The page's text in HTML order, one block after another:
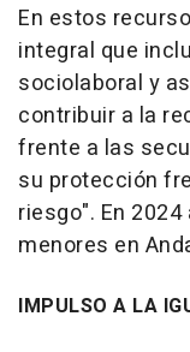
En estos
integral que
sociolaboral y
contribuir a la
frente a las
su protección
riesgo". En
menores en
IMPULSO A LA